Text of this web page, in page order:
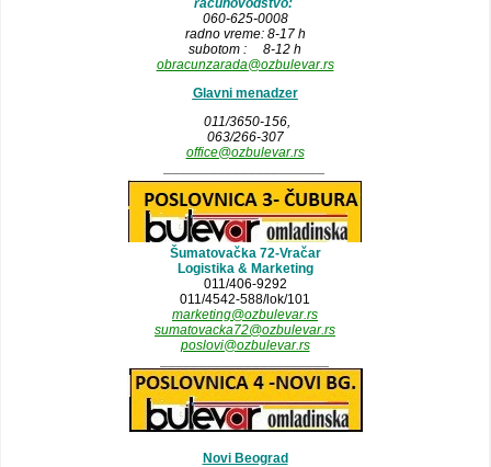
060-625-0008
radno vreme: 8-17 h
subotom : 8-12 h
obracunzarada@ozbulevar.rs
Glavni menadzer
011/3650-156,
063/266-307
office@ozbulevar.rs
Šumatovačka 72-Vračar
Logistika & Marketing
011/406-9292
011/4542-588/lok/101
marketing@ozbulevar.rs
sumatovacka72@ozbulevar.rs
poslovi@ozbulevar.rs
Novi Beograd